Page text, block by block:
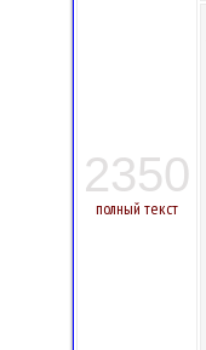
2350
полный текст